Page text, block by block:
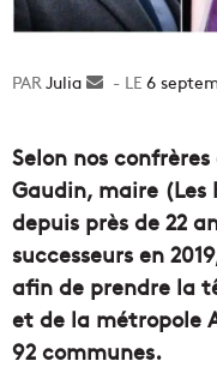
Julia
Envoyer
6
Selon nos confrères
Gaudin, maire (Les
depuis près de 22
successeurs en
afin de prendre la
et de la métropole
92 communes.